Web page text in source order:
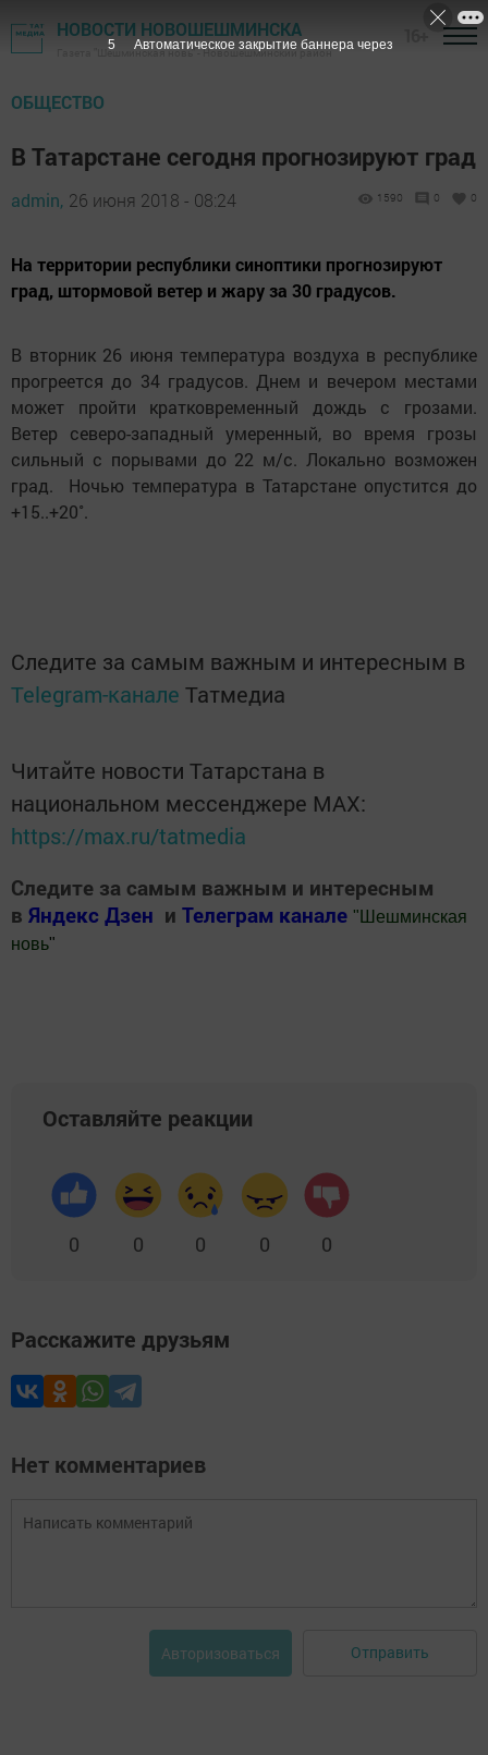
НОВОСТИ НОВОШЕШМИНСКА
Газета "Шешминская новь" - Новошешминский район
ОБЩЕСТВО
В Татарстане сегодня прогнозируют град
admin, 26 июня 2018 - 08:24 1590 0 0
На территории республики синоптики прогнозируют
град, штормовой ветер и жару за 30 градусов.
В вторник 26 июня температура воздуха в республике
прогреется до 34 градусов. Днем и вечером местами
может пройти кратковременный дождь с грозами.
Ветер северо-западный умеренный, во время грозы
сильный с порывами до 22 м/с. Локально возможен
град. Ночью температура в Татарстане опустится до
+15..+20˚.
Следите за самым важным и интересным в
Telegram-канале Татмедиа
Читайте новости Татарстана в
национальном мессенджере MАХ:
https://max.ru/tatmedia
Следите за самым важным и интересным
в Яндекс Дзен и Телеграм канале " Шешминская
новь"
Оставляйте реакции
0 0 0 0 0
Расскажите друзьям
Нет комментариев
Авторизоваться Отправить
4 Автоматическое закрытие баннера через